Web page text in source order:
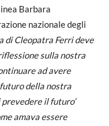
Barbara
nazionale degli
di Cleopatra Ferri deve
sulla nostra
ad avere
della nostra
il futuro’
amava essere